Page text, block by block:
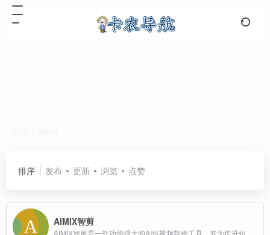
排序 发布 更新 浏览 点赞
AIMIX智剪